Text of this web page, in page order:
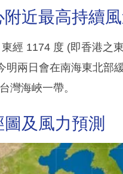
近最高持續
經 1174 度 (即香港之
明兩日會在南海東北部
灣海峽一帶。
及風力預測